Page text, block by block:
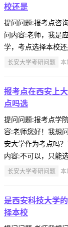
校还是
提问问题:报考点咨
问内容:老师，我是
学，考点选择本校
长安大学考研问题 本
报考点在西安上
点吗选
提问问题:报考点学
容:老师您好！我想
安大学作为考点吗
内容:不可以，只能
长安大学考研问题 本
是西安科技大学
择本校